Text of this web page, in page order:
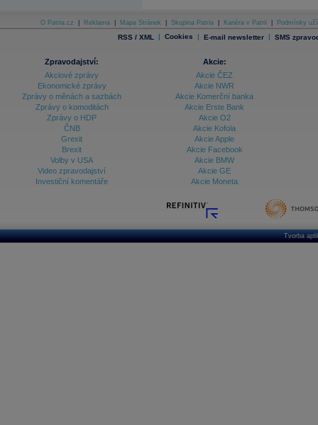
O Patria.cz Reklama Mapa Stránek Skupina Patria Kariéra v Patrii Podmínky
RSS / XML | Cookies | E-mail newsletter | SMS
Zpravodajství:
Akciové zprávy
Ekonomické zprávy
Zprávy o měnách a sazbách
Zprávy o komoditách
Zprávy o HDP
ČNB
Grexit
Brexit
Volby v USA
Video zpravodajství
Investiční komentáře
Akcie:
Akcie ČEZ
Akcie NWR
Akcie Komerční banka
Akcie Erste Bank
Akcie O2
Akcie Kofola
Akcie Apple
Akcie Facebook
Akcie BMW
Akcie GE
Akcie Moneta
Tvorba